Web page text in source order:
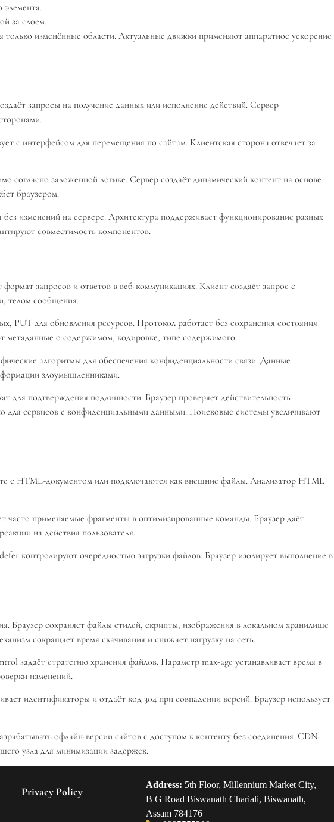
элемента.
за слоем.
изменённые области. Актуальные движки применяют аппаратное ускорение
запросы на получение данных или исполнение действий. Сервер
с интерфейсом для перемещения по сайтам. Клиентская сторона отвечает за
заложенной логике. Сервер создаёт динамический контент на основе
браузером.
изменений на сервере. Архитектура поддерживает функционирование разных
совместимость компонентов.
запросов и ответов в веб-коммуникациях. Клиент создаёт запрос с
телом сообщения.
PUT для обновления ресурсов. Протокол работает без сохранения состояния
метаданные о содержимом, кодировке, типе содержимого.
алгоритмы для обеспечения конфиденциальности связи. Данные
злоумышленниками.
подтверждения подлинности. Браузер проверяет действительность
для сервисов с конфиденциальными данными. Поисковые системы увеличивают
с HTML-документом или подключаются как внешние файлы. Анализатор HTML
применяемые фрагменты в оптимизированные команды. Браузер даёт
на действия пользователя.
контролируют очерёдностью загрузки файлов. Браузер изолирует выполнение в
Браузер сохраняет файлы стилей, скрипты, изображения в локальном хранилище
сокращает время скачивания и снижает нагрузку на сеть.
задаёт стратегию хранения файлов. Параметр max-age устанавливает время в
изменений.
идентификаторы и отдаёт код 304 при совпадении версий. Браузер использует
офлайн-версии сайтов с доступом к контенту без соединения. CDN-
узла для минимизации задержек.
Privacy Policy
Address: 5th Floor, Millennium Market City,
B G Road Biswanath Chariali, Biswanath,
Assam 784176